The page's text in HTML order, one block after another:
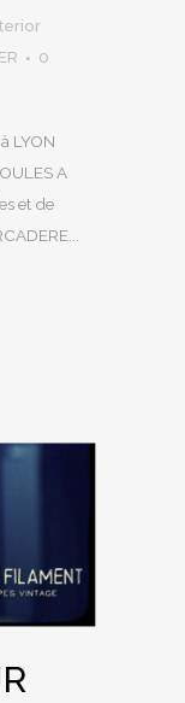
0
LYON
A
et de